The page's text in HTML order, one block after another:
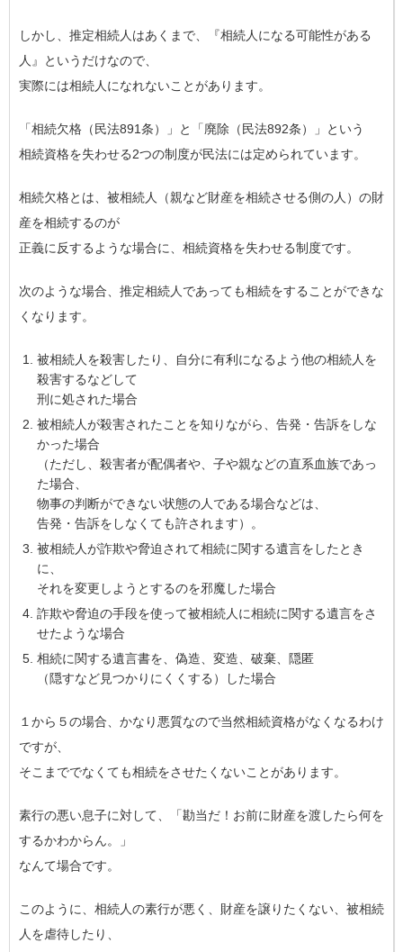
しかし、推定相続人はあくまで、『相続人になる可能性がある
人』というだけなので、
実際には相続人になれないことがあります。
「相続欠格（民法891条）」と「廃除（民法892条）」という
相続資格を失わせる2つの制度が民法には定められています。
相続欠格とは、被相続人（親など財産を相続させる側の人）の財
産を相続するのが
正義に反するような場合に、相続資格を失わせる制度です。
次のような場合、推定相続人であっても相続をすることができな
くなります。
被相続人を殺害したり、自分に有利になるよう他の相続人を
殺害するなどして
刑に処された場合
被相続人が殺害されたことを知りながら、告発・告訴をしな
かった場合
（ただし、殺害者が配偶者や、子や親などの直系血族であっ
た場合、
物事の判断ができない状態の人である場合などは、
告発・告訴をしなくても許されます）。
被相続人が詐欺や脅迫されて相続に関する遺言をしたとき
に、
それを変更しようとするのを邪魔した場合
詐欺や脅迫の手段を使って被相続人に相続に関する遺言をさ
せたような場合
相続に関する遺言書を、偽造、変造、破棄、隠匿
（隠すなど見つかりにくくする）した場合
１から５の場合、かなり悪質なので当然相続資格がなくなるわけ
ですが、
そこまででなくても相続をさせたくないことがあります。
素行の悪い息子に対して、「勘当だ！お前に財産を渡したら何を
するかわからん。」
なんて場合です。
このように、相続人の素行が悪く、財産を譲りたくない、被相続
人を虐待したり、